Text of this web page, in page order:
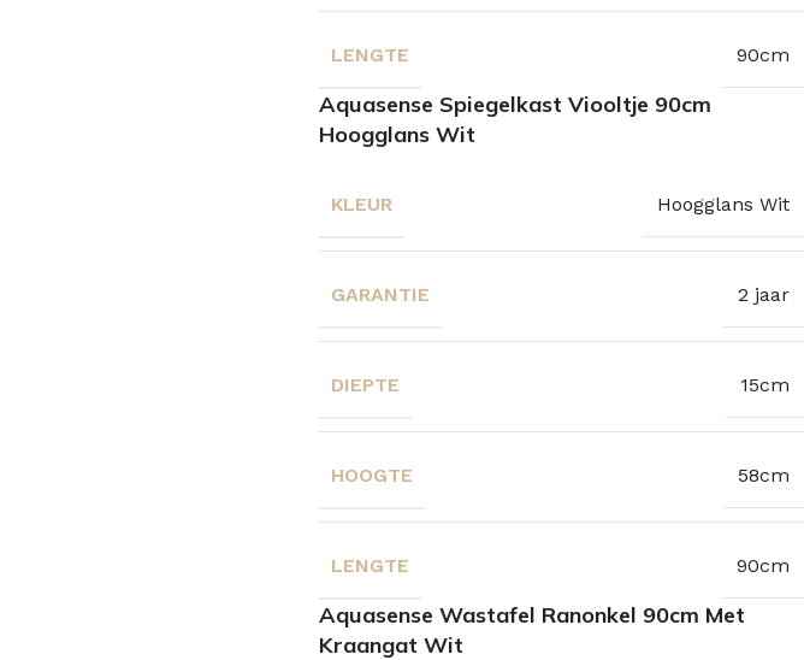
LENGTE 90cm
Aquasense Spiegelkast Viooltje 90cm
Hoogglans Wit
KLEUR Hoogglans Wit
GARANTIE 2 jaar
DIEPTE 15cm
HOOGTE 58cm
LENGTE 90cm
Aquasense Wastafel Ranonkel 90cm Met
Kraangat Wit